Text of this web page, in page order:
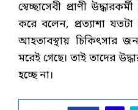
স্বেচ্ছাসেবী প্রাণী
করে বলেন, প্রত্যাশা
আহতাবস্থায় চিকিৎসার
মরেই গেছে। তাই তাদের
হচ্ছে না।